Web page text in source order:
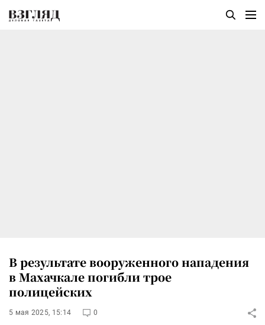
В результате вооруженного нападения
в Махачкале погибли трое
полицейских
5 мая 2025, 15:14 0